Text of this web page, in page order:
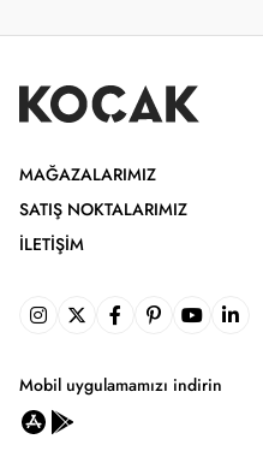
MAĞAZALARIMIZ
SATIŞ NOKTALARIMIZ
İLETIŞIM
Mobil uygulamamızı indirin